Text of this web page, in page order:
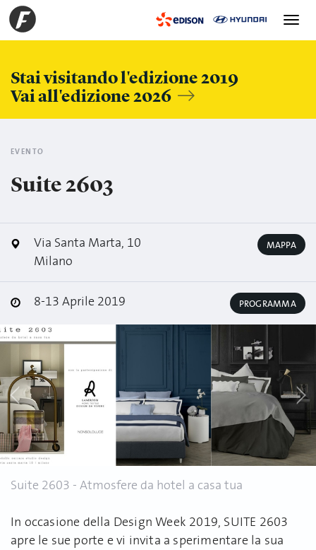
Stai visitando l'edizione 2019
Vai all'edizione 2026
Toggle
EVENTO
Suite 2603
Via Santa Marta, 10
Milano
MAPPA
8-13 Aprile 2019 PROGRAMMA
Suite 2603 - Atmosfere da hotel a casa tua
In occasione della Design Week 2019, SUITE 2603
apre le sue porte e vi invita a sperimentare la sua